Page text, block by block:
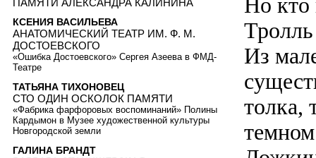
Из
толка,
КСЕНИЯ ВАСИЛЬЕВА
АНАТОМИЧЕСКИЙ ТЕАТР ИМ. Ф. М.
ДОСТОЕВСКОГО
«Ошибка Достоевского» Сергея Азеева в ФМД-
Театре
ТАТЬЯНА ТИХОНОВЕЦ
СТО ОДИН ОСКОЛОК ПАМЯТИ
«Фабрика фарфоровых воспоминаний» Полины
Кардымон в Музее художественной культуры
Новгородской земли
ГАЛИНА БРАНДТ